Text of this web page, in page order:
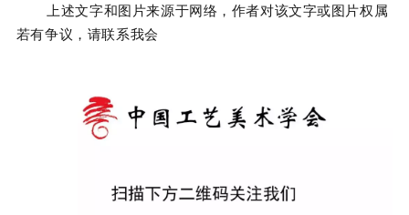
上述文字和图片来源于网络，作者对该文字或图片权属
若有争议，请联系我会